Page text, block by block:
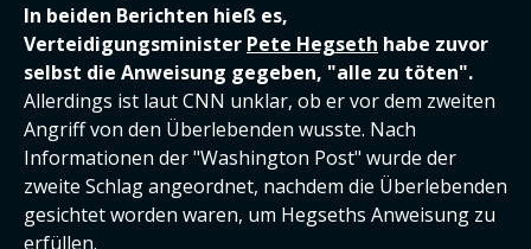
In beiden Berichten hieß es,
Verteidigungsminister Pete Hegseth habe zuvor
selbst die Anweisung gegeben, "alle zu töten".
Allerdings ist laut CNN unklar, ob er vor dem zweiten
Angriff von den Überlebenden wusste. Nach
Informationen der "Washington Post" wurde der
zweite Schlag angeordnet, nachdem die Überlebenden
gesichtet worden waren, um Hegseths Anweisung zu
erfüllen.